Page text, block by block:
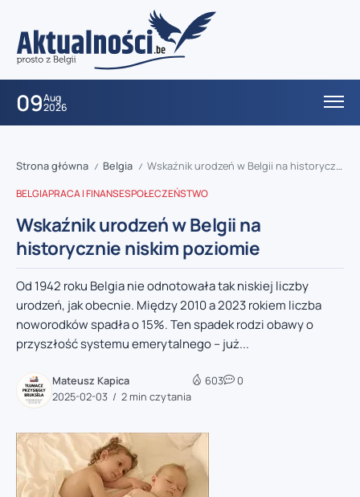
09Aug
2026
Strona główna / Belgia / Wskaźnik urodzeń w Belgii na historycznie niskim poziomie
BELGIAPRACA I FINANSESPOŁECZEŃSTWO
Wskaźnik urodzeń w Belgii na
historycznie niskim poziomie
Od 1942 roku Belgia nie odnotowała tak niskiej liczby
urodzeń, jak obecnie. Między 2010 a 2023 rokiem liczba
noworodków spadła o 15%. Ten spadek rodzi obawy o
przyszłość systemu emerytalnego – już...
Mateusz Kapica
2025-02-03
2 min czytania
603 0